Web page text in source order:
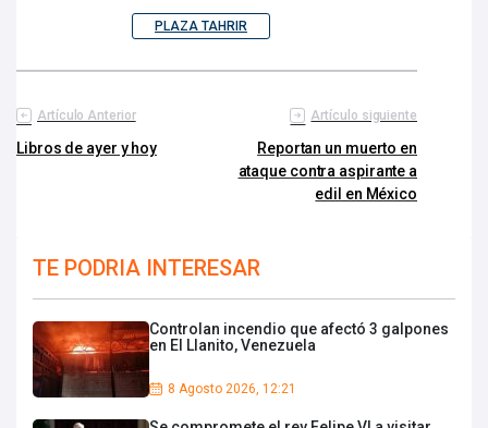
PLAZA TAHRIR
Artículo Anterior
Libros de ayer y hoy
Artículo siguiente
Reportan un muerto en
ataque contra aspirante a
edil en México
TE PODRIA INTERESAR
Controlan incendio que afectó 3 galpones
en El Llanito, Venezuela
8 Agosto 2026, 12:21